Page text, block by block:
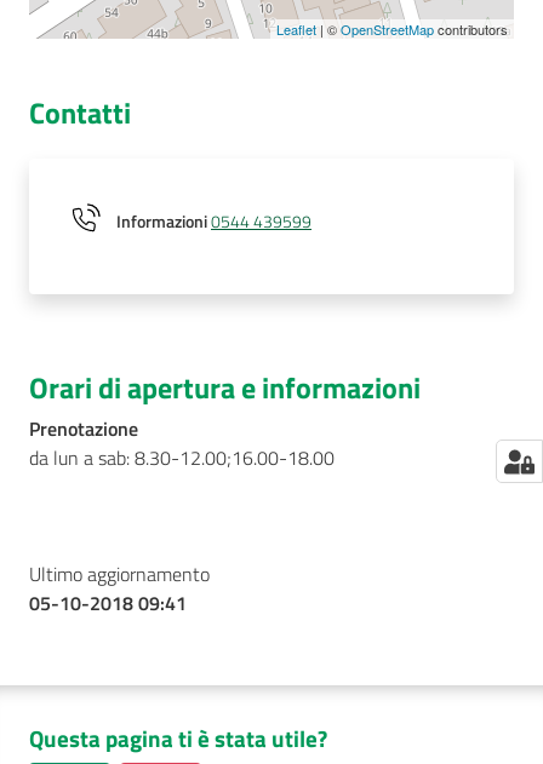
Leaflet | ©OpenStreetMapcontributors
Contatti
Informazioni0544 439599
Orari di apertura e informazioni
Prenotazione
da lun a sab: 8.30-12.00;16.00-18.00
Ultimo aggiornamento
05-10-2018 09:41
Questa pagina ti è stata utile?